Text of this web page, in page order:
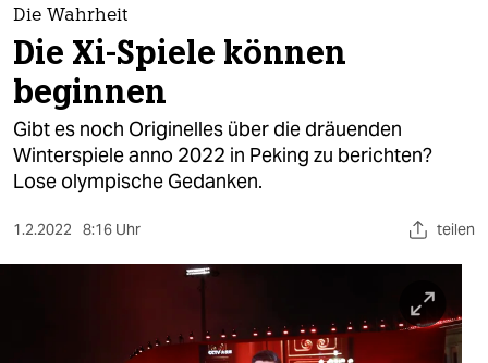
themen
politik
öko
gesellschaft
sport
Die Wahrheit
Die Xi-Spiele können
beginnen
Gibt es noch Originelles über die dräuenden
Winterspiele anno 2022 in Peking zu berichten?
Lose olympische Gedanken.
1.2.2022 8:16 Uhr teilen